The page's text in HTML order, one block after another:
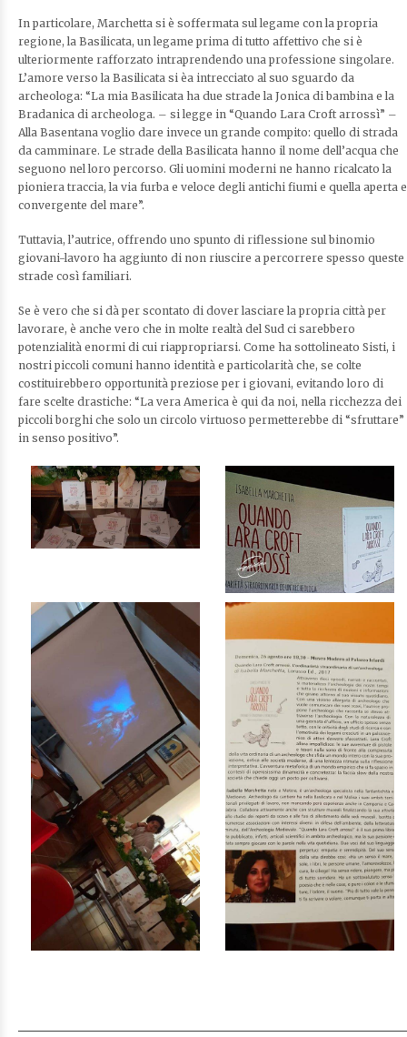
In particolare, Marchetta si è soffermata sul legame con la propria
regione, la Basilicata, un legame prima di tutto affettivo che si è
ulteriormente rafforzato intraprendendo una professione singolare.
L’amore verso la Basilicata si èa intrecciato al suo sguardo da
archeologa: “La mia Basilicata ha due strade la Jonica di bambina e la
Bradanica di archeologa. – si legge in “Quando Lara Croft arrossì” –
Alla Basentana voglio dare invece un grande compito: quello di strada
da camminare. Le strade della Basilicata hanno il nome dell’acqua che
seguono nel loro percorso. Gli uomini moderni ne hanno ricalcato la
pioniera traccia, la via furba e veloce degli antichi fiumi e quella aperta e
convergente del mare”.
Tuttavia, l’autrice, offrendo uno spunto di riflessione sul binomio
giovani-lavoro ha aggiunto di non riuscire a percorrere spesso queste
strade così familiari.
Se è vero che si dà per scontato di dover lasciare la propria città per
lavorare, è anche vero che in molte realtà del Sud ci sarebbero
potenzialità enormi di cui riappropriarsi. Come ha sottolineato Sisti, i
nostri piccoli comuni hanno identità e particolarità che, se colte
costituirebbero opportunità preziose per i giovani, evitando loro di
fare scelte drastiche: “La vera America è qui da noi, nella ricchezza dei
piccoli borghi che solo un circolo virtuoso permetterebbe di “sfruttare”
in senso positivo”.